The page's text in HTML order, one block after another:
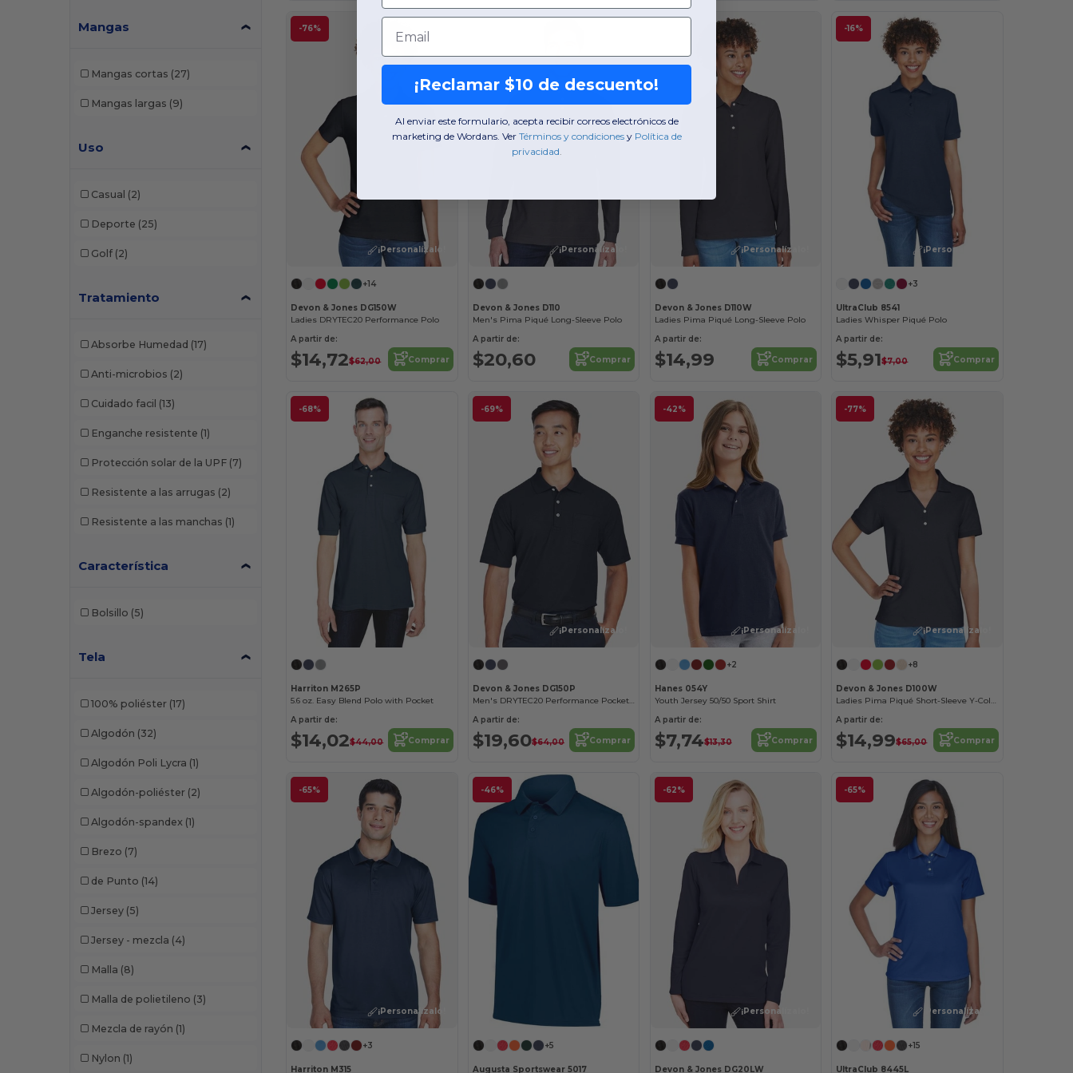
Mangas
Mangas cortas (27)
Mangas largas (9)
Uso
Casual (2)
Deporte (25)
Golf (2)
Tratamiento
Absorbe Humedad (17)
Anti-microbios (2)
Cuidado facil (13)
Enganche resistente (1)
Protección solar de la UPF (7)
Resistente a las arrugas (2)
Resistente a las manchas (1)
Característica
Bolsillo (5)
Tela
100% poliéster (17)
Algodón (32)
Algodón Poli Lycra (1)
Algodón-poliéster (2)
Algodón-spandex (1)
Brezo (7)
de Punto (14)
Jersey (5)
Jersey - mezcla (4)
Malla (8)
Malla de polietileno (3)
Mezcla de rayón (1)
Nylon (1)
-76%
¡Personalízalo!
+14
Devon & Jones DG150W
Ladies DRYTEC20 Performance Polo
A partir de:
$14,72$62,00 Comprar
¡Personalízalo!
Devon & Jones D110
Men's Pima Piqué Long-Sleeve Polo
A partir de:
$20,60 Comprar
¡Personalízalo!
Devon & Jones D110W
Ladies Pima Piqué Long-Sleeve Polo
A partir de:
$14,99 Comprar
-16%
¡Personalízalo!
+3
UltraClub 8541
Ladies Whisper Piqué Polo
A partir de:
$5,91$7,00 Comprar
-68%
Harriton M265P
5.6 oz. Easy Blend Polo with Pocket
A partir de:
$14,02$44,00 Comprar
-69%
¡Personalízalo!
Devon & Jones DG150P
Men's DRYTEC20 Performance Pocket Polo
A partir de:
$19,60$64,00 Comprar
-42%
¡Personalízalo!
+2
Hanes 054Y
Youth Jersey 50/50 Sport Shirt
A partir de:
$7,74$13,30 Comprar
-77%
¡Personalízalo!
+8
Devon & Jones D100W
Ladies Pima Piqué Short-Sleeve Y-Collar Polo
A partir de:
$14,99$65,00 Comprar
-65%
¡Personalízalo!
+3
Harriton M315
-46%
+5
Augusta Sportswear 5017
-62%
¡Personalízalo!
Devon & Jones DG20LW
-65%
¡Personalízalo!
+15
UltraClub 8445L
Email
¡Reclamar $10 de descuento!
Al enviar este formulario, acepta recibir correos electrónicos de
marketing de Wordans. Ver​ Términos y condiciones​ y​ Política de
privacidad.